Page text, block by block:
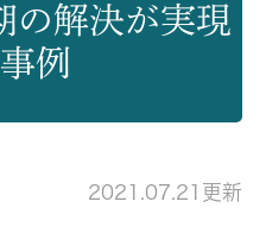
の解決が実現
例
2021.07.21更新